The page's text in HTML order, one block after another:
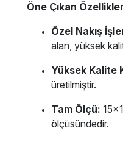
Öne Çıkan
Özel Nakış
alan, yüksek
Yüksek Kalite
üretilmiştir.
Tam Ölçü:
ölçüsündedir.